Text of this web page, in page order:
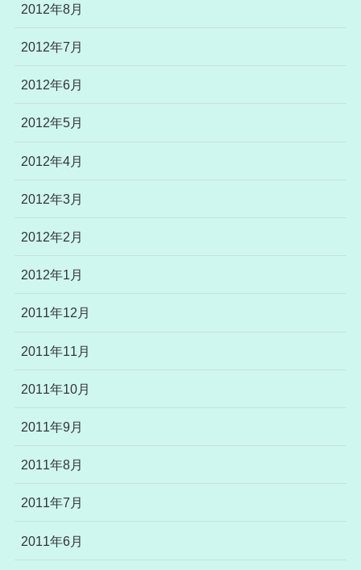
2012年8月
2012年7月
2012年6月
2012年5月
2012年4月
2012年3月
2012年2月
2012年1月
2011年12月
2011年11月
2011年10月
2011年9月
2011年8月
2011年7月
2011年6月